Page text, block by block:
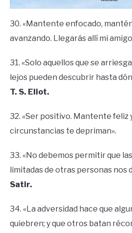
30. «Mantente enfocado,
avanzando. Llegarás allí mi
31. «Solo aquellos que se
lejos pueden descubrir hasta
T. S. Eliot.
32. «Ser positivo. Mantente feliz
circunstancias te depriman».
33. «No debemos permitir que
limitadas de otras personas nos
Satir.
34. «La adversidad hace que
quiebren; y que otros batan